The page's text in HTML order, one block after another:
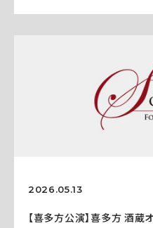
2026.05.13
【喜多方公演】喜多方 酒蔵